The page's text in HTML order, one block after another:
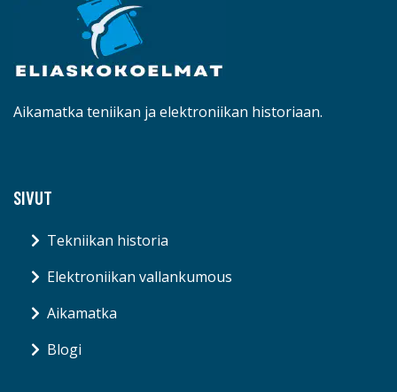
Aikamatka teniikan ja elektroniikan historiaan.
SIVUT
Tekniikan historia
Elektroniikan vallankumous
Aikamatka
Blogi